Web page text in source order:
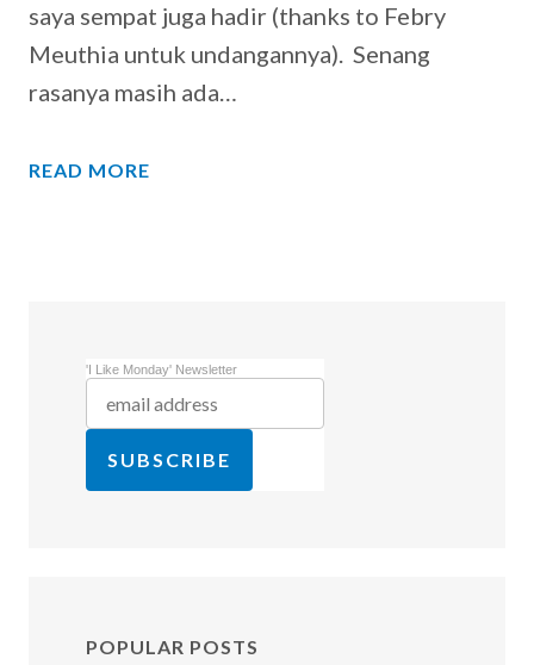
saya sempat juga hadir (thanks to Febry
Meuthia untuk undangannya). Senang
rasanya masih ada…
READ MORE
'I Like Monday' Newsletter
POPULAR POSTS